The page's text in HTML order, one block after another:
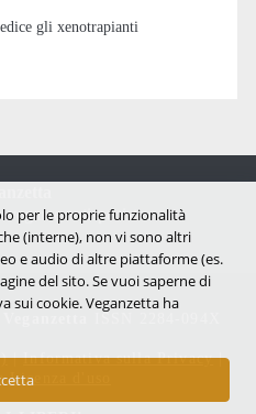
gli xenotrapianti
e antispecista
|Informativa sulla Privacy|
Licenza d'uso
per le proprie funzionalità
(interne), non vi sono altri
e audio di altre piattaforme (es.
del sito. Se vuoi saperne di
sui cookie. Veganzetta ha